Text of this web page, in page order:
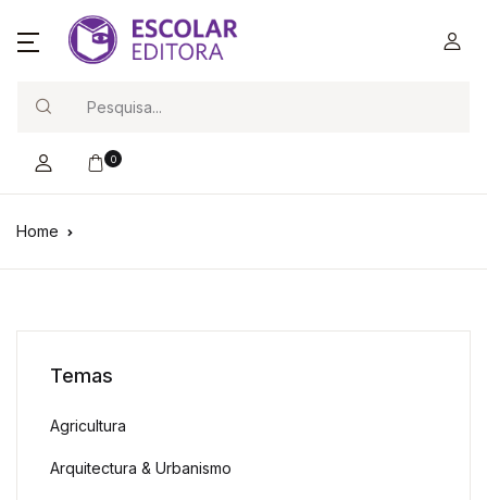
0
Home
Temas
Agricultura
Arquitectura & Urbanismo